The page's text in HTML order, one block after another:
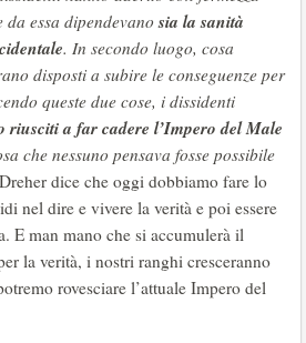
da essa dipendevanosia la sanità
. In secondo luogo, cosa
disposti a subire le conseguenze per
queste due cose, i dissidenti
riusciti a far cadere l’Impero del Male
che nessuno pensava fosse possibile
dice che oggi dobbiamo fare lo
nel dire e vivere la verità e poi essere
E man mano che si accumulerà il
la verità, i nostri ranghi cresceranno
rovesciare l’attuale Impero del